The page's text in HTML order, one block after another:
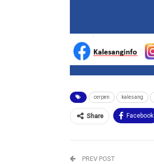
cerpen kalesang
Share Facebook
PREV POST